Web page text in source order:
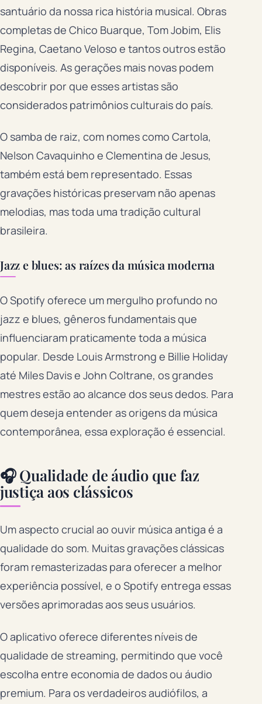
santuário da nossa rica história musical. Obras
completas de Chico Buarque, Tom Jobim, Elis
Regina, Caetano Veloso e tantos outros estão
disponíveis. As gerações mais novas podem
descobrir por que esses artistas são
considerados patrimônios culturais do país.
O samba de raiz, com nomes como Cartola,
Nelson Cavaquinho e Clementina de Jesus,
também está bem representado. Essas
gravações históricas preservam não apenas
melodias, mas toda uma tradição cultural
brasileira.
Jazz e blues: as raízes da música moderna
O Spotify oferece um mergulho profundo no
jazz e blues, gêneros fundamentais que
influenciaram praticamente toda a música
popular. Desde Louis Armstrong e Billie Holiday
até Miles Davis e John Coltrane, os grandes
mestres estão ao alcance dos seus dedos. Para
quem deseja entender as origens da música
contemporânea, essa exploração é essencial.
🎧 Qualidade de áudio que faz
justiça aos clássicos
Um aspecto crucial ao ouvir música antiga é a
qualidade do som. Muitas gravações clássicas
foram remasterizadas para oferecer a melhor
experiência possível, e o Spotify entrega essas
versões aprimoradas aos seus usuários.
O aplicativo oferece diferentes níveis de
qualidade de streaming, permitindo que você
escolha entre economia de dados ou áudio
premium. Para os verdadeiros audiófilos, a